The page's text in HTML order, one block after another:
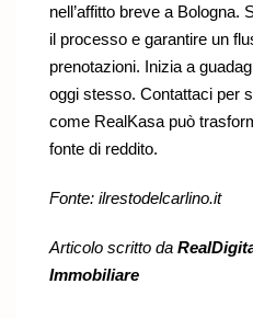
nell’affitto breve a Bologna.
il processo e garantire un
prenotazioni. Inizia a
oggi stesso. Contattaci per
come RealKasa può
fonte di reddito.
Fonte: ilrestodelcarlino.it
Articolo scritto da
Immobiliare